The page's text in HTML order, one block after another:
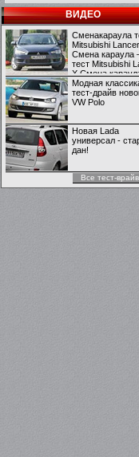
ВИДЕО
Сменакараула
Mitsubishi
Смена караула
тест Mitsubishi
X Смена караула
тест Mitsubishi
X
Модная
тест-драйв
VW Polo
Новая Lada
универсал -
дан!
Все тест-